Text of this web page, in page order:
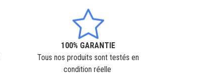
100% GARANTIE
Tous nos produits sont testés en
condition réelle